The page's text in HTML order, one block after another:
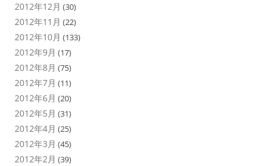
2012年12月 (30)
2012年11月 (22)
2012年10月 (133)
2012年9月 (17)
2012年8月 (75)
2012年7月 (11)
2012年6月 (20)
2012年5月 (31)
2012年4月 (25)
2012年3月 (45)
2012年2月 (39)